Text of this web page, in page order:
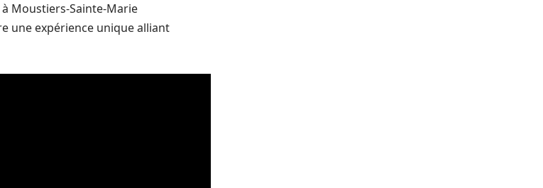
Moustiers-Sainte-Marie
une expérience unique alliant